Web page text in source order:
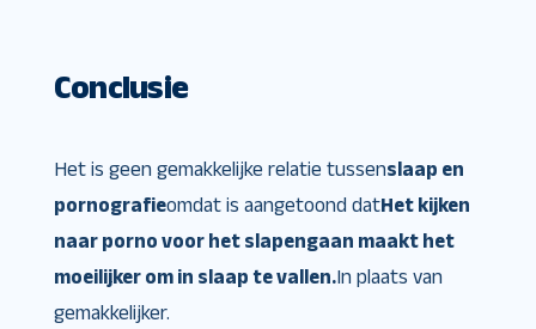
Conclusie
Het is geen gemakkelijke relatie tussenslaap en
pornografieomdat is aangetoond datHet kijken
naar porno voor het slapengaan maakt het
moeilijker om in slaap te vallen.In plaats van
gemakkelijker.